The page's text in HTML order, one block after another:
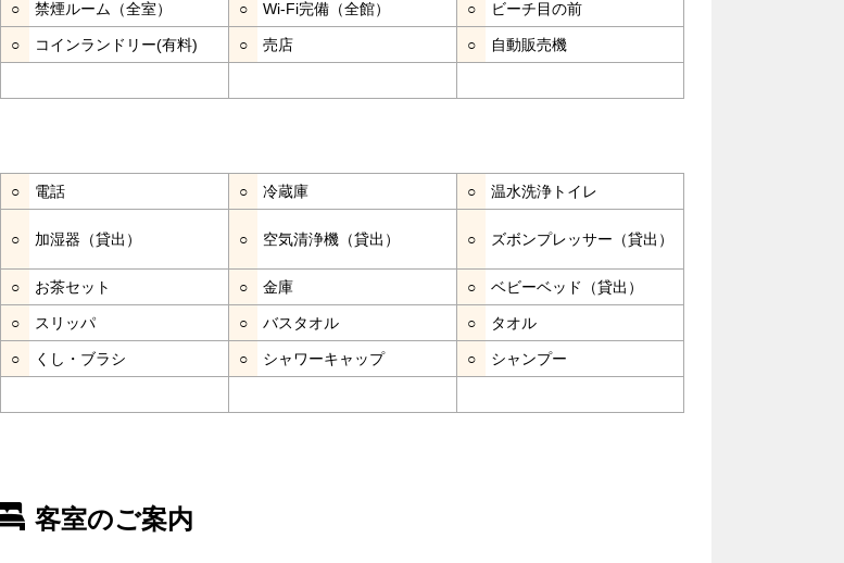
○ 禁煙ルーム（全室） ○ Wi-Fi完備（全館） ○ ビーチ目の前
○ コインランドリー(有料) ○ 売店 ○ 自動販売機
○ 電話 ○ 冷蔵庫 ○ 温水洗浄トイレ
○ 加湿器（貸出） ○ 空気清浄機（貸出） ○ ズボンプレッサー（貸出）
○ お茶セット ○ 金庫 ○ ベビーベッド（貸出）
○ スリッパ ○ バスタオル ○ タオル
○ くし・ブラシ ○ シャワーキャップ ○ シャンプー
客室のご案内